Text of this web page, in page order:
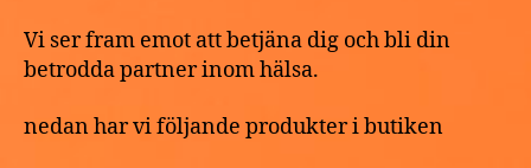
Vi ser fram emot att betjäna dig och bli din
betrodda partner inom hälsa.
nedan har vi följande produkter i butiken